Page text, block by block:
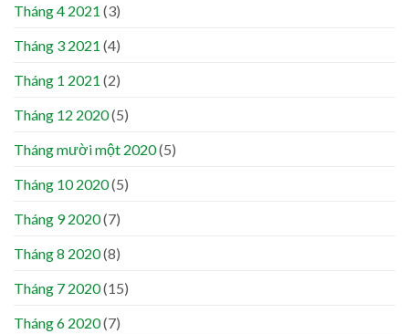
Tháng 4 2021 (3)
Tháng 3 2021 (4)
Tháng 1 2021 (2)
Tháng 12 2020(5)
Tháng mười một 2020(5)
Tháng 10 2020(5)
Tháng 9 2020(7)
Tháng 8 2020(8)
Tháng 7 2020(15)
Tháng 6 2020(7)